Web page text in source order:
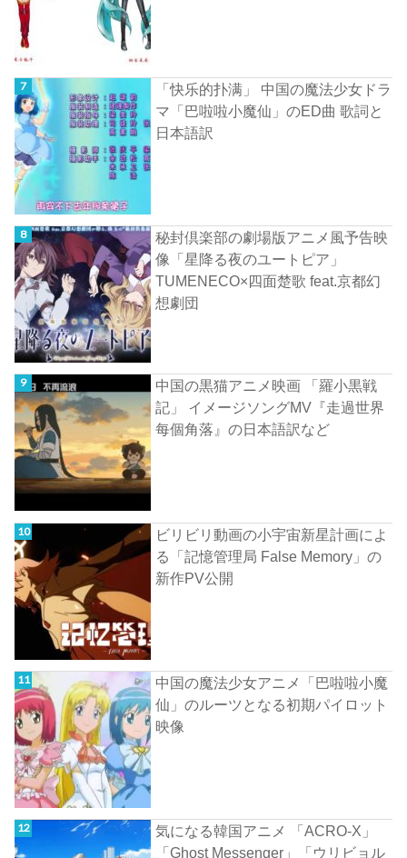
「快乐的扑满」 中国の魔法少女ドラ
マ「巴啦啦小魔仙」のED曲 歌詞と
日本語訳
秘封倶楽部の劇場版アニメ風予告映
像「星降る夜のユートピア」
TUMENECO×四面楚歌 feat.京都幻
想劇団
中国の黒猫アニメ映画 「羅小黒戦
記」 イメージソングMV『走過世界
每個角落』の日本語訳など
ビリビリ動画の小宇宙新星計画によ
る「記憶管理局 False Memory」の
新作PV公開
中国の魔法少女アニメ「巴啦啦小魔
仙」のルーツとなる初期パイロット
映像
気になる韓国アニメ 「ACRO-X」
「Ghost Messenger」「ウリビョル